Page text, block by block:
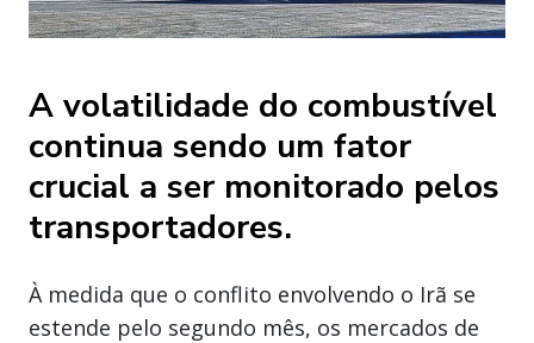
A volatilidade do combustível
continua sendo um fator
crucial a ser monitorado pelos
transportadores.
À medida que o conflito envolvendo o Irã se
estende pelo segundo mês, os mercados de